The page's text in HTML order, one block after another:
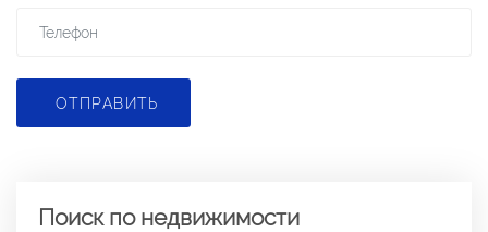
ОТПРАВИТЬ
Поиск по недвижимости